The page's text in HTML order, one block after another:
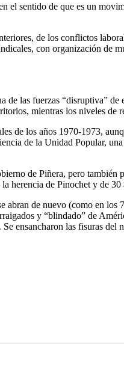
sentido de que es un
de los conflictos
con organización de
las fuerzas “disruptiva”
mientras los niveles de
de los años 1970-1973,
de la Unidad Popular,
de Piñera, pero
herencia de Pinochet y de 30
de nuevo (como en
y “blindado” de
ensancharon las fisuras